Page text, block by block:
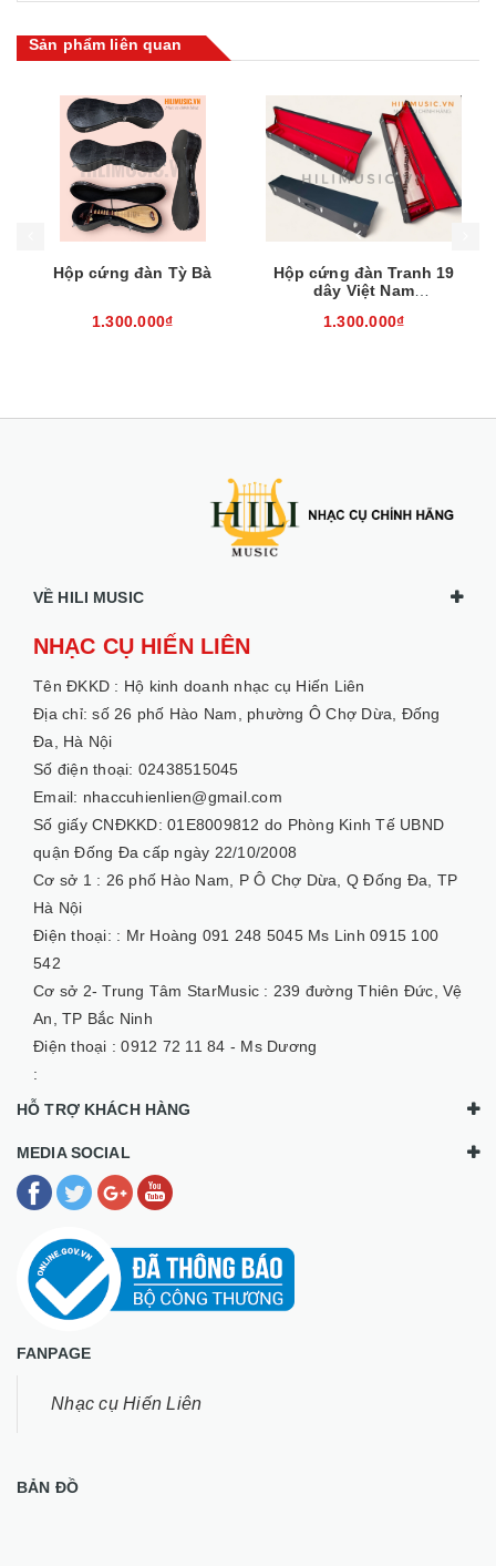
Sản phẩm liên quan
Hộp cứng đàn Tỳ Bà
1.300.000₫
Hộp cứng đàn Tranh 19
dây Việt Nam
1.300.000₫
Mua hàng
VỀ HILI MUSIC
NHẠC CỤ HIẾN LIÊN
Tên ĐKKD : Hộ kinh doanh nhạc cụ Hiến Liên
Địa chỉ: số 26 phố Hào Nam, phường Ô Chợ Dừa, Đống
Đa, Hà Nội
Số điện thoại: 02438515045
Email: nhaccuhienlien@gmail.com
Số giấy CNĐKKD: 01E8009812 do Phòng Kinh Tế UBND
quận Đống Đa cấp ngày 22/10/2008
Cơ sở 1 : 26 phố Hào Nam, P Ô Chợ Dừa, Q Đống Đa, TP
Hà Nội
Điện thoại: : Mr Hoàng 091 248 5045 Ms Linh 0915 100
542
Cơ sở 2- Trung Tâm StarMusic : 239 đường Thiên Đức, Vệ
An, TP Bắc Ninh
Điện thoại :0912 72 11 84 - Ms Dương
:
HỖ TRỢ KHÁCH HÀNG
MEDIA SOCIAL
FANPAGE
Nhạc cụ Hiến Liên
BẢN ĐỒ